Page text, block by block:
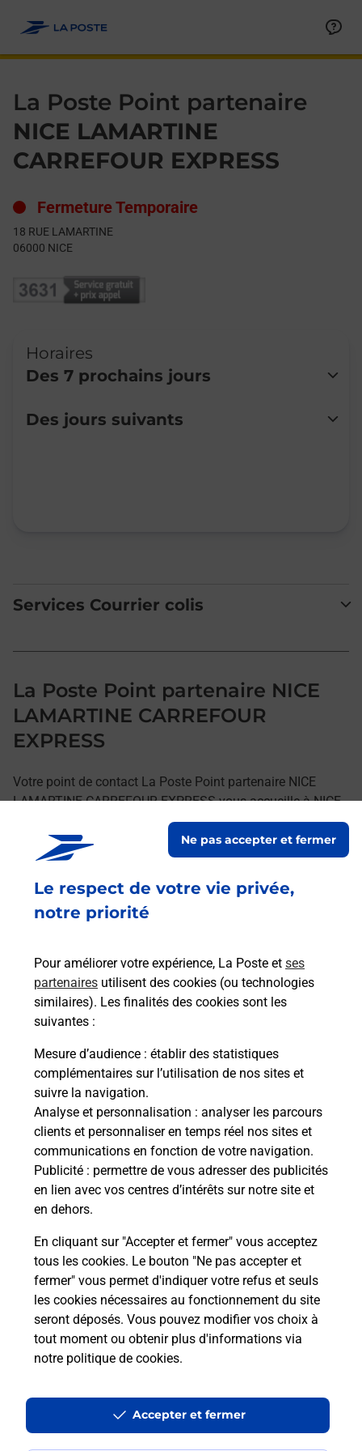
Le respect de votre vie privée,
notre priorité
Pour améliorer votre expérience, La Poste et ses
partenaires utilisent des cookies (ou technologies
similaires). Les finalités des cookies sont les
suivantes :
Mesure d’audience : établir des statistiques
complémentaires sur l’utilisation de nos sites et
suivre la navigation.
Analyse et personnalisation : analyser les parcours
clients et personnaliser en temps réel nos sites et
communications en fonction de votre navigation.
Publicité : permettre de vous adresser des publicités
en lien avec vos centres d’intérêts sur notre site et
en dehors.
En cliquant sur "Accepter et fermer" vous acceptez
tous les cookies. Le bouton "Ne pas accepter et
fermer" vous permet d'indiquer votre refus et seuls
les cookies nécessaires au fonctionnement du site
seront déposés. Vous pouvez modifier vos choix à
tout moment ou obtenir plus d'informations via
notre politique de cookies.
Ne pas accepter et fermer
Accepter et fermer
La Poste Point partenaire
NICE LAMARTINE
CARREFOUR EXPRESS
Fermeture Temporaire
18 RUE LAMARTINE
06000 NICE
Horaires
Des 7 prochains jours
Lundi
Fermé
Des jours suivants
Services Courrier colis
La Poste Point partenaire NICE
LAMARTINE CARREFOUR
EXPRESS
Votre point de contact La Poste Point partenaire NICE
LAMARTINE CARREFOUR EXPRESS vous accueille à NICE
pour répondre à vos besoins d'affranchissement Courrier-
Retrouvez toutes nos offres en ligne sur notre site
NICE
NICE LAMARTINE CARREFOUR EXPRESS
Accessibilité : partiellement conforme